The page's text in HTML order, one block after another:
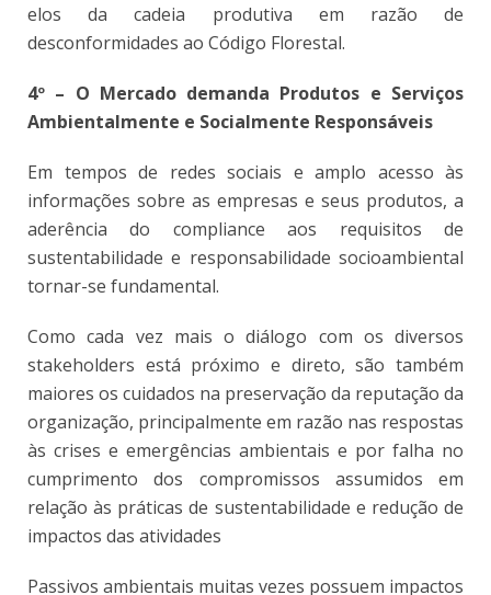
elos da cadeia produtiva em razão de
desconformidades ao Código Florestal.
4º – O Mercado demanda Produtos e Serviços
Ambientalmente e Socialmente Responsáveis
Em tempos de redes sociais e amplo acesso às
informações sobre as empresas e seus produtos, a
aderência do compliance aos requisitos de
sustentabilidade e responsabilidade socioambiental
tornar-se fundamental.
Como cada vez mais o diálogo com os diversos
stakeholders está próximo e direto, são também
maiores os cuidados na preservação da reputação da
organização, principalmente em razão nas respostas
às crises e emergências ambientais e por falha no
cumprimento dos compromissos assumidos em
relação às práticas de sustentabilidade e redução de
impactos das atividades
Passivos ambientais muitas vezes possuem impactos